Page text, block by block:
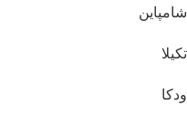
شامپاین
تکیلا
ودکا